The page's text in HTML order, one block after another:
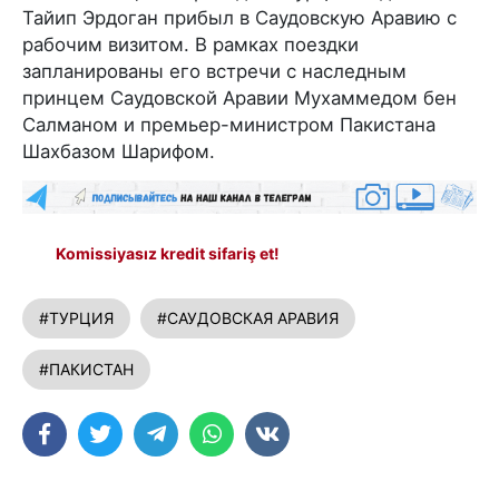
Тайип Эрдоган прибыл в Саудовскую Аравию с
рабочим визитом. В рамках поездки
запланированы его встречи с наследным
принцем Саудовской Аравии Мухаммедом бен
Салманом и премьер-министром Пакистана
Шахбазом Шарифом.
Komissiyasız kredit sifariş et!
#ТУРЦИЯ #САУДОВСКАЯ АРАВИЯ
#ПАКИСТАН